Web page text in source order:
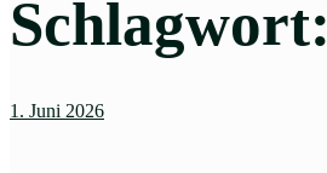
Schlagwort:
1. Juni 2026